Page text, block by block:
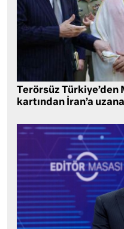
Terörsüz Türkiye’den
kartından İran’a